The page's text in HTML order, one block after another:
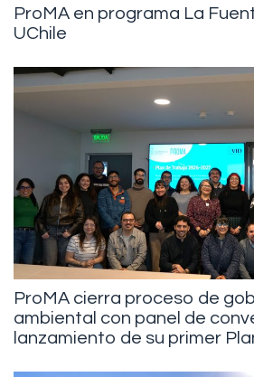
ProMA en programa La
UChile
ProMA cierra proceso de
ambiental con panel de
lanzamiento de su primer